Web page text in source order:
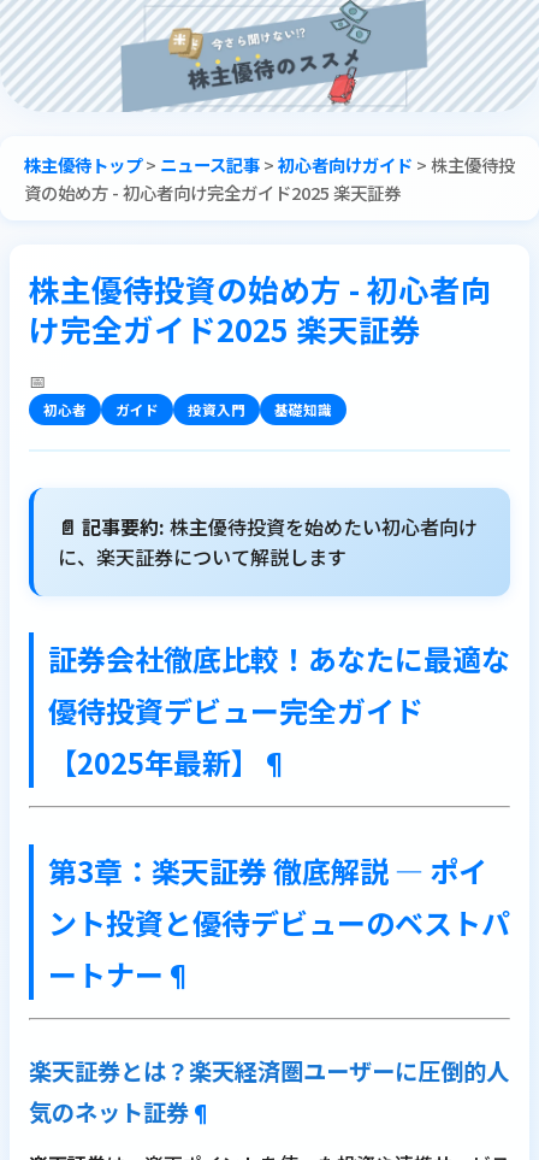
株主優待トップ> ニュース記事>初心者向けガイド >株主優待投
資の始め方 - 初心者向け完全ガイド2025 楽天証券
株主優待投資の始め方 - 初心者向
け完全ガイド2025 楽天証券
📅
初心者 ガイド 投資入門 基礎知識
📄 記事要約: 株主優待投資を始めたい初心者向け
に、楽天証券について解説します
証券会社徹底比較！あなたに最適な
優待投資デビュー完全ガイド
【2025年最新】
¶
第3章：楽天証券 徹底解説 ― ポイ
ント投資と優待デビューのベストパ
ートナー ¶
楽天証券とは？楽天経済圏ユーザーに圧倒的人
気のネット証券¶